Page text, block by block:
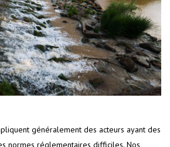
généralement des acteurs ayant des
normes réglementaires difficiles. Nos